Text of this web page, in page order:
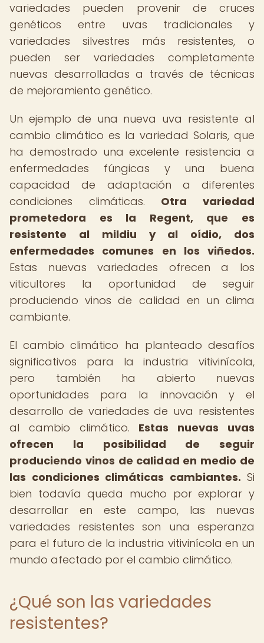
variedades pueden provenir de cruces
genéticos entre uvas tradicionales y
variedades silvestres más resistentes, o
pueden ser variedades completamente
nuevas desarrolladas a través de técnicas
de mejoramiento genético.
Un ejemplo de una nueva uva resistente al
cambio climático es la variedad Solaris, que
ha demostrado una excelente resistencia a
enfermedades fúngicas y una buena
capacidad de adaptación a diferentes
condiciones climáticas. Otra variedad
prometedora es la Regent, que es
resistente al mildiu y al oídio, dos
enfermedades comunes en los viñedos.
Estas nuevas variedades ofrecen a los
viticultores la oportunidad de seguir
produciendo vinos de calidad en un clima
cambiante.
El cambio climático ha planteado desafíos
significativos para la industria vitivinícola,
pero también ha abierto nuevas
oportunidades para la innovación y el
desarrollo de variedades de uva resistentes
al cambio climático. Estas nuevas uvas
ofrecen la posibilidad de seguir
produciendo vinos de calidad en medio de
las condiciones climáticas cambiantes. Si
bien todavía queda mucho por explorar y
desarrollar en este campo, las nuevas
variedades resistentes son una esperanza
para el futuro de la industria vitivinícola en un
mundo afectado por el cambio climático.
¿Qué son las variedades
resistentes?